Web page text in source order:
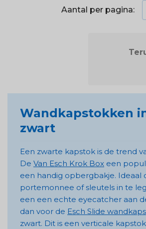
Aantal per pagina:
Wandkapstokken
zwart
Een zwarte kapstok is de trend
De Van Esch Krok Box een
een handig opbergbakje. Ideaal
portemonnee of sleutels in te
een een echte eyecatcher aan
dan voor de Esch Slide
zwart. Dit is een verticale